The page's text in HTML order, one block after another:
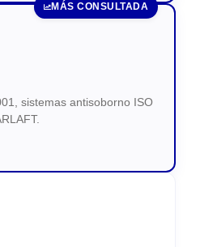
MÁS CONSULTADA
sistemas antisoborno ISO